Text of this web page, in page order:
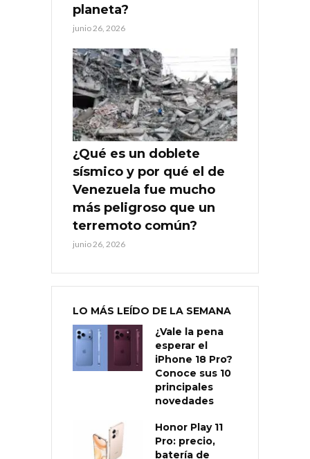
planeta?
junio 26, 2026
¿Qué es un doblete
sísmico y por qué el de
Venezuela fue mucho
más peligroso que un
terremoto común?
junio 26, 2026
LO MÁS LEÍDO DE LA SEMANA
¿Vale la pena
esperar el
iPhone 18 Pro?
Conoce sus 10
principales
novedades
Honor Play 11
Pro: precio,
batería de